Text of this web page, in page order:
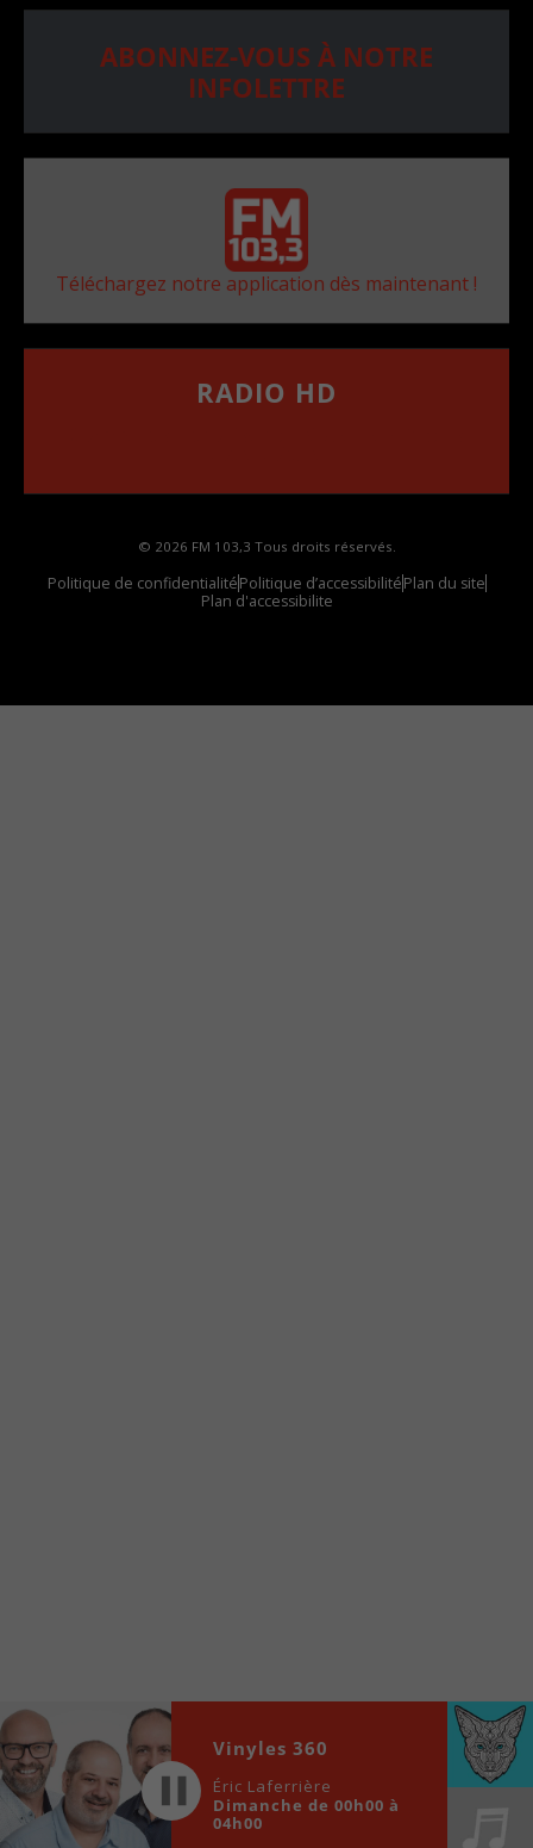
ABONNEZ-VOUS À NOTRE
INFOLETTRE
Téléchargez notre application dès maintenant !
RADIO HD
© 2026 FM 103,3 Tous droits réservés.
Politique de confidentialitéPolitique d’accessibilitéPlan du site
Plan d'accessibilite
locale vous sont maintenant accessibles en un clic!
Audio
Player
00:00 00:00
Vinyles 360
Éric Laferrière
Dimanche de 00h00 à
04h00